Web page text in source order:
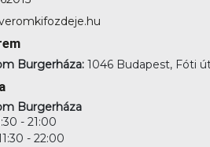
Burgerháza: 1046 Budapest, Fóti
Burgerháza
- 21:00
- 22:00